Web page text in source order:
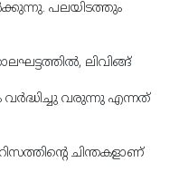
പലയിടത്തും
ലിവിങ്ങ്
വരുന്നു എന്നത്
ചിന്തകളാണ്